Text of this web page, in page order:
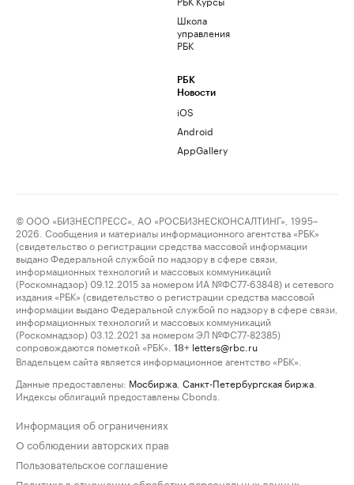
Школа
управления
РБК
РБК
Новости
iOS
Android
AppGallery
© ООО «БИЗНЕСПРЕСС», АО «РОСБИЗНЕСКОНСАЛТИНГ», 1995–
2026. Сообщения и материалы информационного агентства «РБК»
(свидетельство о регистрации средства массовой информации
выдано Федеральной службой по надзору в сфере связи,
информационных технологий и массовых коммуникаций
(Роскомнадзор) 09.12.2015 за номером ИА №ФС77-63848) и сетевого
издания «РБК» (свидетельство о регистрации средства массовой
информации выдано Федеральной службой по надзору в сфере связи,
информационных технологий и массовых коммуникаций
(Роскомнадзор) 03.12.2021 за номером ЭЛ №ФС77-82385)
сопровождаются пометкой «РБК».
18+ letters@rbc.ru
Владельцем сайта является информационное агентство «РБК».
Данные предоставлены: Мосбиржа Санкт-Петербургская биржа
Индексы облигаций предоставлены Cbonds.
Информация об ограничениях
О соблюдении авторских прав
Пользовательское соглашение